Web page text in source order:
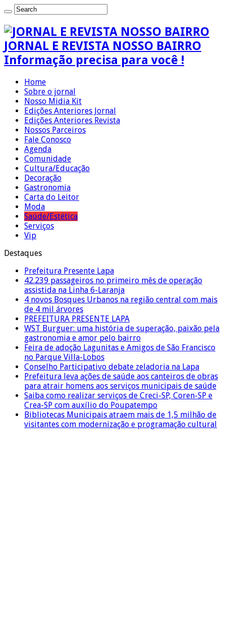
JORNAL E REVISTA NOSSO BAIRRO
Informação precisa para você !
Home
Sobre o jornal
Nosso Midia Kit
Edições Anteriores Jornal
Edições Anteriores Revista
Nossos Parceiros
Fale Conosco
Agenda
Comunidade
Cultura/Educação
Decoração
Gastronomia
Carta do Leitor
Moda
Saúde/Estética
Serviços
Vip
Destaques
Prefeitura Presente Lapa
42.239 passageiros no primeiro mês de operação
assistida na Linha 6-Laranja
4 novos Bosques Urbanos na região central com mais
de 4 mil árvores
PREFEITURA PRESENTE LAPA
WST Burguer: uma história de superação, paixão pela
gastronomia e amor pelo bairro
Feira de adoção Lagunitas e Amigos de São Francisco
no Parque Villa-Lobos
Conselho Participativo debate zeladoria na Lapa
Prefeitura leva ações de saúde aos canteiros de obras
para atrair homens aos serviços municipais de saúde
Saiba como realizar serviços de Creci-SP, Coren-SP e
Crea-SP com auxílio do Poupatempo
Bibliotecas Municipais atraem mais de 1,5 milhão de
visitantes com modernização e programação cultural